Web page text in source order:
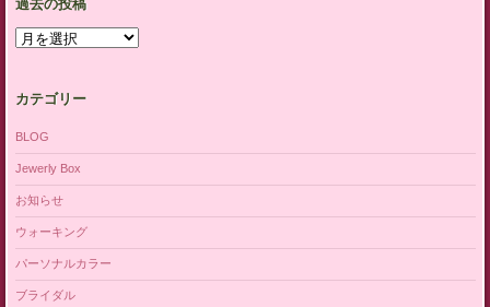
過去の投稿
過去の投稿
カテゴリー
BLOG
Jewerly Box
お知らせ
ウォーキング
パーソナルカラー
ブライダル